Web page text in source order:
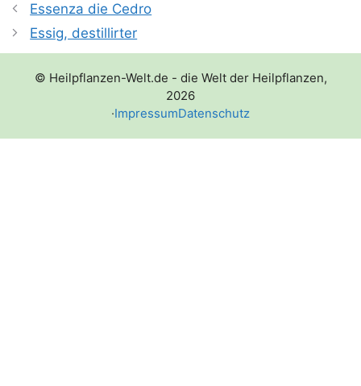
Essenza die Cedro
Essig, destillirter
© Heilpflanzen-Welt.de - die Welt der Heilpflanzen,
2026
·ImpressumDatenschutz